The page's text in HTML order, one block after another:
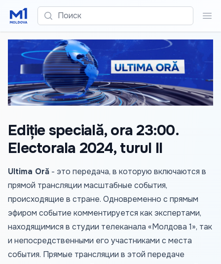
Поиск
Ediție specială, ora 23:00.
Electorala 2024, turul II
Ultima Oră - это передача, в которую включаются в
прямой трансляции масштабные события,
происходящие в стране. Одновременно с прямым
эфиром событие комментируется как экспертами,
находящимися в студии телеканала «Молдова 1», так
и непосредственными его участниками с места
события. Прямые трансляции в этой передаче